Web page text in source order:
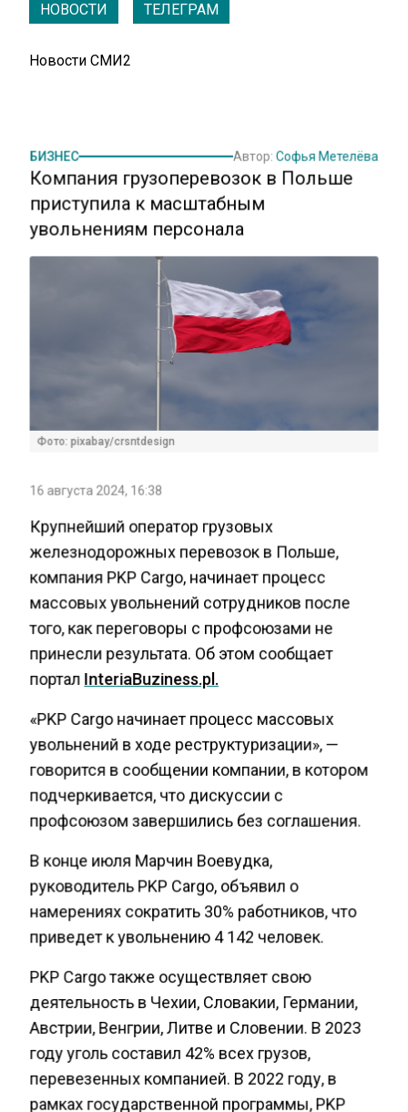
НОВОСТИ ТЕЛЕГРАМ
Новости СМИ2
БИЗНЕС Автор: Софья Метелёва
Компания грузоперевозок в Польше
приступила к масштабным
увольнениям персонала
Фото: pixabay/crsntdesign
16 августа 2024, 16:38
Крупнейший оператор грузовых
железнодорожных перевозок в Польше,
компания PKP Cargo, начинает процесс
массовых увольнений сотрудников после
того, как переговоры с профсоюзами не
принесли результата. Об этом сообщает
портал InteriaBuziness.pl.
«PKP Cargo начинает процесс массовых
увольнений в ходе реструктуризации», —
говорится в сообщении компании, в котором
подчеркивается, что дискуссии с
профсоюзом завершились без соглашения.
В конце июля Марчин Воевудка,
руководитель PKP Cargo, объявил о
намерениях сократить 30% работников, что
приведет к увольнению 4 142 человек.
PKP Cargo также осуществляет свою
деятельность в Чехии, Словакии, Германии,
Австрии, Венгрии, Литве и Словении. В 2023
году уголь составил 42% всех грузов,
перевезенных компанией. В 2022 году, в
рамках государственной программы, PKP